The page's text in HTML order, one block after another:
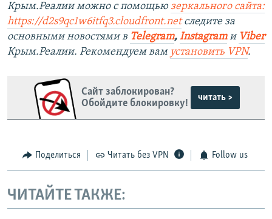
Крым.Реалии можно с помощью зеркального сайта:
https://d2s9qc1w6itfq3.cloudfront.net следите за
основными новостями в Telegram, Instagramи Viber
Крым.Реалии. Рекомендуем вам установить VPN.
Сайт заблокирован?
Обойдите блокировку!
читать >
Поделиться Читать без VPN Follow us
ЧИТАЙТЕ ТАКЖЕ: